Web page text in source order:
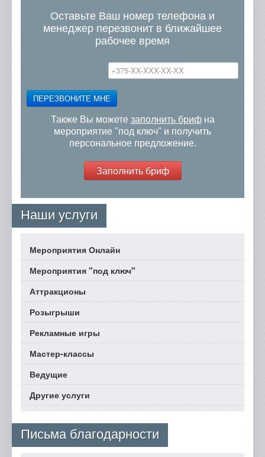
Оставьте Ваш номер телефона и
менеджер перезвонит в ближайшее
рабочее время
ПЕРЕЗВОНИТЕ МНЕ
Также Вы можете заполнить брифна
мероприятие "под ключ" и получить
персональное предложение.
Заполнить бриф
Наши услуги
Мероприятия Онлайн
Мероприятия "под ключ"
Аттракционы
Розыгрыши
Рекламные игры
Мастер-классы
Ведущие
Другие услуги
Письма благодарности